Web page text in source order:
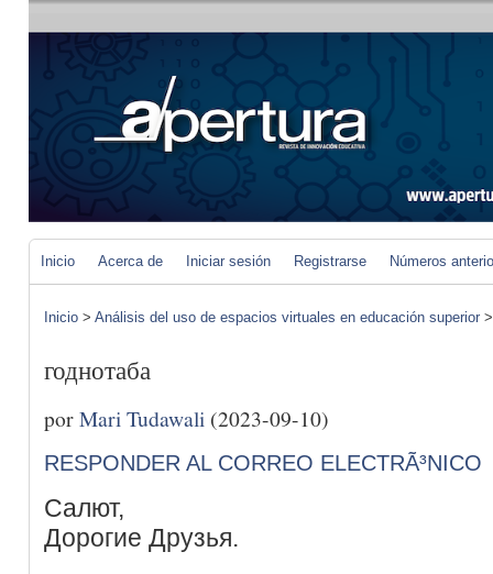
Inicio Acerca de Iniciar sesión Registrarse Números
Inicio > Análisis del uso de espacios virtuales en educación superior
годнотаба
porMari Tudawali (2023-09-10)
RESPONDER AL CORREO ELECTRÃ³NICO
Салют,
Дорогие Друзья.